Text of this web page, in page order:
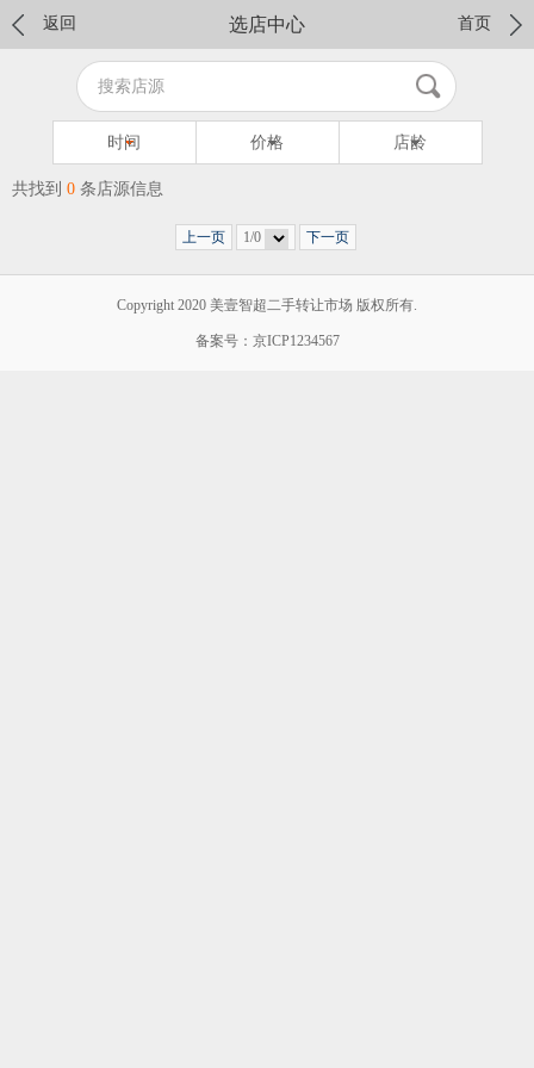
返回 首页
选店中心
时间 价格 店龄
共找到 0 条店源信息
上一页 1/0 下一页
Copyright 2020 美壹智超二手转让市场 版权所有.
备案号：京ICP1234567